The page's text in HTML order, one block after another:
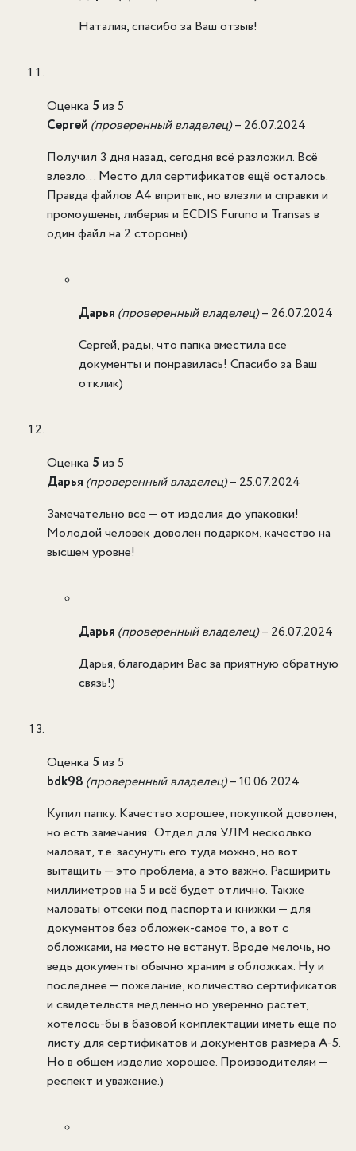
Наталия, спасибо за Ваш отзыв!
Оценка 5 из 5
Сергей (проверенный владелец)– 26.07.2024
Получил 3 дня назад, сегодня всё разложил. Всё
влезло… Место для сертификатов ещё осталось.
Правда файлов А4 впритык, но влезли и справки и
промоушены, либерия и ECDIS Furuno и Transas в
один файл на 2 стороны)
Дарья (проверенный владелец)– 26.07.2024
Сергей, рады, что папка вместила все
документы и понравилась! Спасибо за Ваш
отклик)
Оценка 5 из 5
Дарья (проверенный владелец)– 25.07.2024
Замечательно все — от изделия до упаковки!
Молодой человек доволен подарком, качество на
высшем уровне!
Дарья (проверенный владелец)– 26.07.2024
Дарья, благодарим Вас за приятную обратную
связь!)
Оценка 5 из 5
bdk98 (проверенный владелец)–10.06.2024
Купил папку. Качество хорошее, покупкой доволен,
но есть замечания: Отдел для УЛМ несколько
маловат, т.е. засунуть его туда можно, но вот
вытащить — это проблема, а это важно. Расширить
миллиметров на 5 и всё будет отлично. Также
маловаты отсеки под паспорта и книжки — для
документов без обложек-самое то, а вот с
обложками, на место не встанут. Вроде мелочь, но
ведь документы обычно храним в обложках. Ну и
последнее — пожелание, количество сертификатов
и свидетельств медленно но уверенно растет,
хотелось-бы в базовой комплектации иметь еще по
листу для сертификатов и документов размера А-5.
Но в общем изделие хорошее. Производителям —
респект и уважение.)